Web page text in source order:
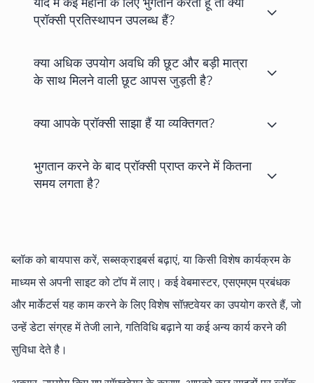
यदि मैं कई महीनों के लिए भुगतान करता हूँ तो क्या
प्रॉक्सी प्रतिस्थापन उपलब्ध हैं?
क्या अधिक उपयोग अवधि की छूट और बड़ी मात्रा
के साथ मिलने वाली छूट आपस जुड़ती है?
क्या आपके प्रॉक्सी साझा हैं या व्यक्तिगत?
भुगतान करने के बाद प्रॉक्सी प्राप्त करने में कितना
समय लगता है?
ब्लॉक को बायपास करें, सब्सक्राइबर्स बढ़ाएं, या किसी विशेष कार्यक्रम के
माध्यम से अपनी साइट को टॉप में लाए। कई वेबमास्टर, एसएमएम प्रबंधक
और मार्केटर्स यह काम करने के लिए विशेष सॉफ़्टवेयर का उपयोग करते हैं, जो
उन्हें डेटा संग्रह में तेजी लाने, गतिविधि बढ़ाने या कई अन्य कार्य करने की
सुविधा देते है।